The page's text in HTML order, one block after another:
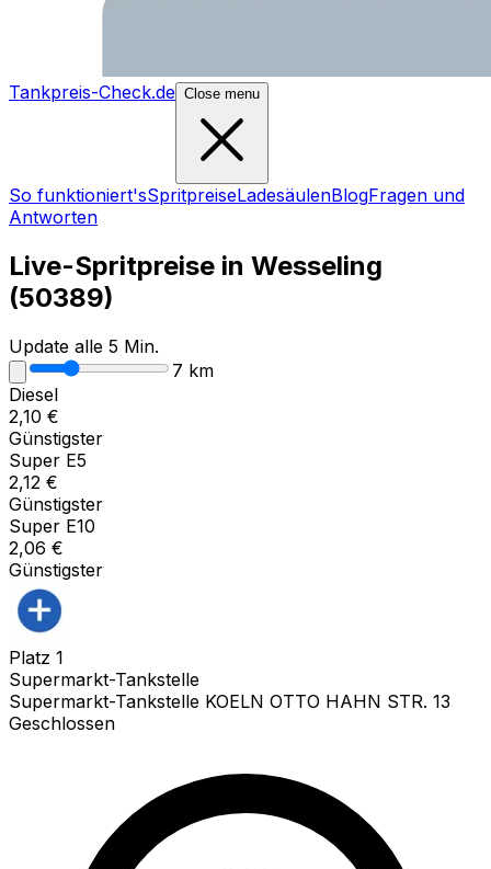
Tankpreis-Check.de Close menu
So funktioniert'sSpritpreiseLadesäulenBlogFragen und
Antworten
Live-Spritpreise in Wesseling
(50389)
Update alle 5 Min.
7 km
Diesel
2,10 €
Günstigster
Super E5
2,12 €
Günstigster
Super E10
2,06 €
Günstigster
Platz 1
Supermarkt-Tankstelle
Supermarkt-Tankstelle KOELN OTTO HAHN STR. 13
Geschlossen